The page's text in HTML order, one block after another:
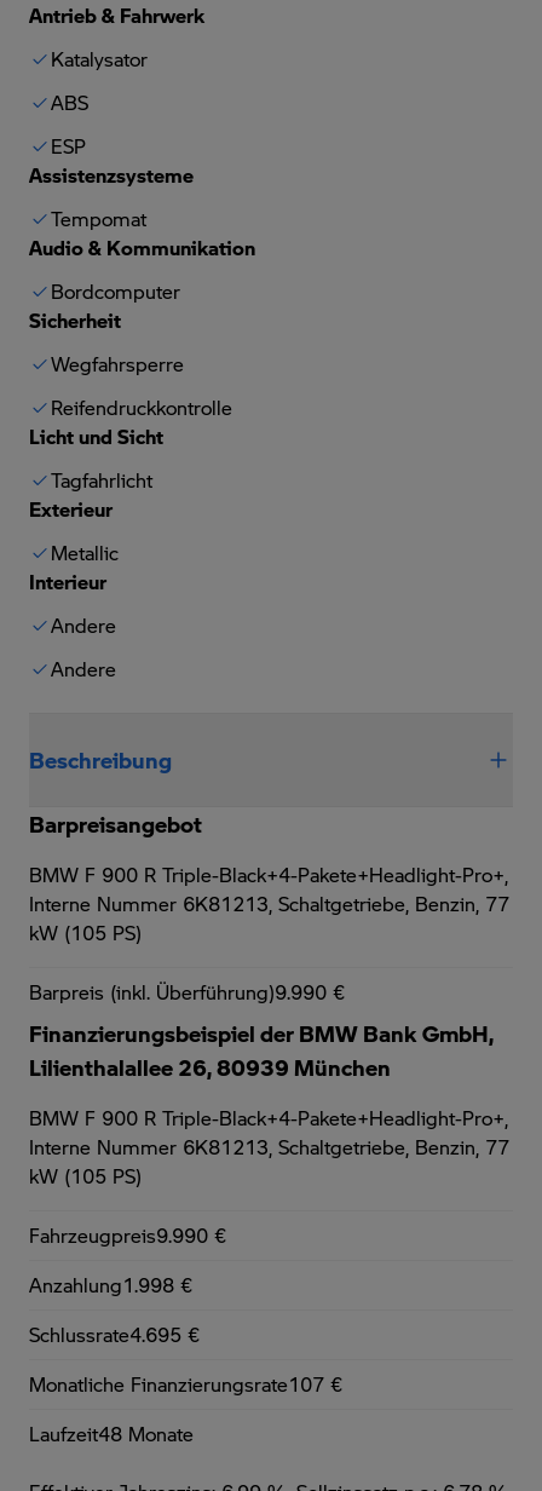
Antrieb & Fahrwerk
Katalysator
ABS
ESP
Assistenzsysteme
Tempomat
Audio & Kommunikation
Bordcomputer
Sicherheit
Wegfahrsperre
Reifendruckkontrolle
Licht und Sicht
Tagfahrlicht
Exterieur
Metallic
Interieur
Andere
Andere
Beschreibung
Barpreisangebot
BMW F 900 R Triple-Black+4-Pakete+Headlight-Pro+,
Interne Nummer 6K81213, Schaltgetriebe, Benzin, 77
kW (105 PS)
Barpreis (inkl. Überführung)9.990 €
Finanzierungsbeispiel der BMW Bank GmbH,
Lilienthalallee 26, 80939 München
BMW F 900 R Triple-Black+4-Pakete+Headlight-Pro+,
Interne Nummer 6K81213, Schaltgetriebe, Benzin, 77
kW (105 PS)
Fahrzeugpreis9.990 €
Anzahlung1.998 €
Schlussrate4.695 €
Monatliche Finanzierungsrate107 €
Laufzeit48 Monate